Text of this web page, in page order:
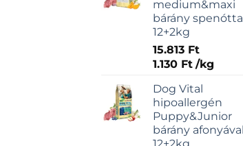
medium&maxi
bárány spenóttal
12+2kg
15.813 Ft
1.130 Ft /kg
Dog Vital
hipoallergén
Puppy&Junior
bárány afonyával